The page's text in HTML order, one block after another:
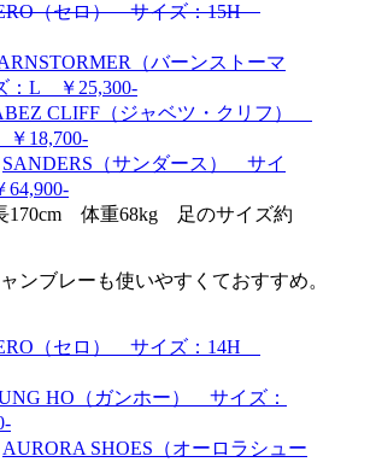
（セロ） サイズ：15H
（バーンストーマ
：L ￥25,300-
CLIFF（ジャベツ・クリフ）
18,700-
SANDERS（サンダース） サイ
体重68kg 足のサイズ約
ンブレーも使いやすくておすすめ。
（セロ） サイズ：14H
HO（ガンホー） サイズ：
AURORA SHOES（オーロラシュー